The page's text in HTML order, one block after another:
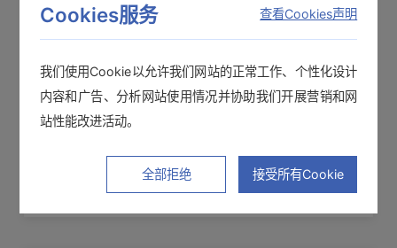
电池测试仪 BT3561A
用于动力的小型电池、60 V以下的小型电池组
Cookies服务 查看Cookies声明
我们使用Cookie以允许我们网站的正常工作、个性化设计
内容和广告、分析网站使用情况并协助我们开展营销和网
站性能改进活动。
全部拒绝 接受所有Cookie